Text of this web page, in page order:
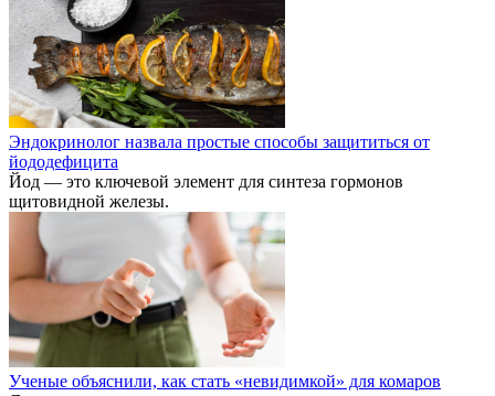
Эндокринолог назвала простые способы защититься от
йододефицита
Йод — это ключевой элемент для синтеза гормонов
щитовидной железы.
Ученые объяснили, как стать «невидимкой» для комаров